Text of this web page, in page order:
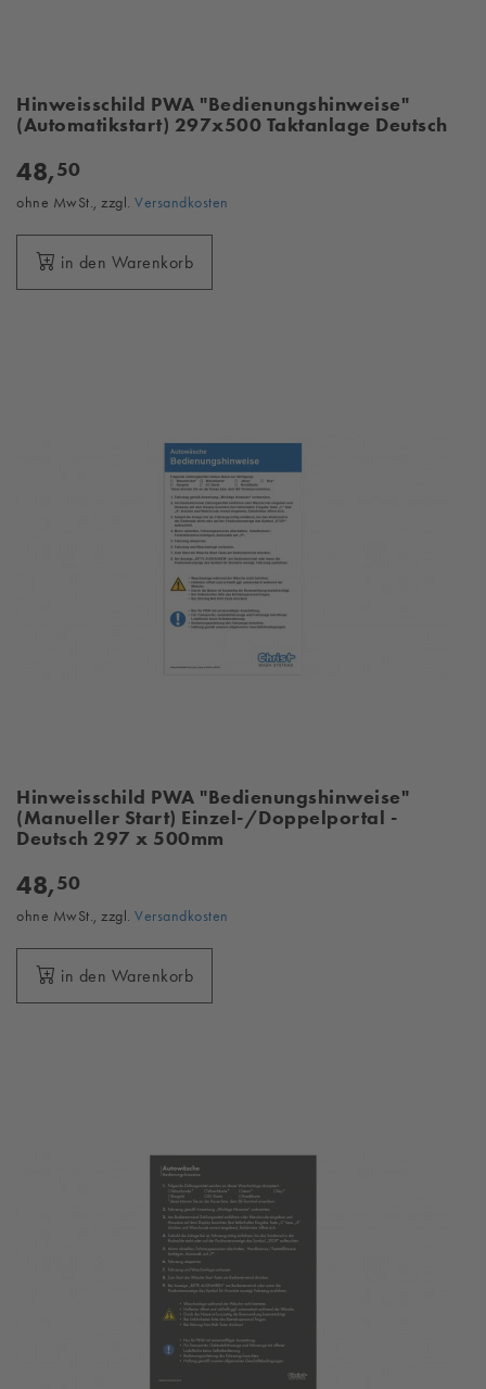
Hinweisschild PWA "Bedienungshinweise"
(Automatikstart) 297x500 Taktanlage Deutsch
48,50
ohne MwSt., zzgl. Versandkosten
in den Warenkorb
Hinweisschild PWA "Bedienungshinweise"
(Manueller Start) Einzel-/Doppelportal -
Deutsch 297 x 500mm
48,50
ohne MwSt., zzgl. Versandkosten
in den Warenkorb